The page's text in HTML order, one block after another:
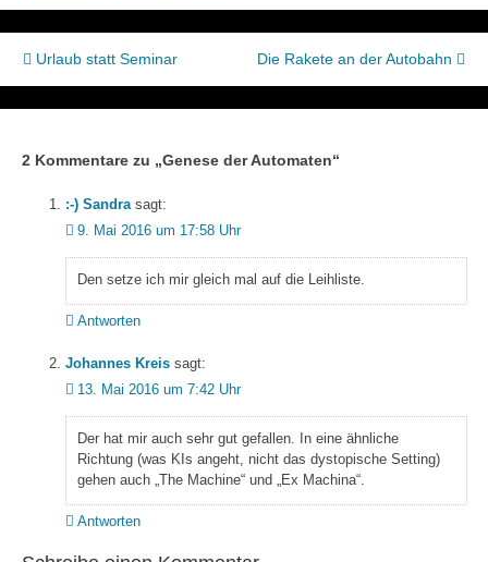
Beitragsnavigation
Urlaub statt Seminar Die Rakete an der Autobahn
2 Kommentare zu „Genese der Automaten“
:-) Sandra sagt:
9. Mai 2016 um 17:58 Uhr
Den setze ich mir gleich mal auf die Leihliste.
Antworten
Johannes Kreis sagt:
13. Mai 2016 um 7:42 Uhr
Der hat mir auch sehr gut gefallen. In eine ähnliche
Richtung (was KIs angeht, nicht das dystopische Setting)
gehen auch „The Machine“ und „Ex Machina“.
Antworten